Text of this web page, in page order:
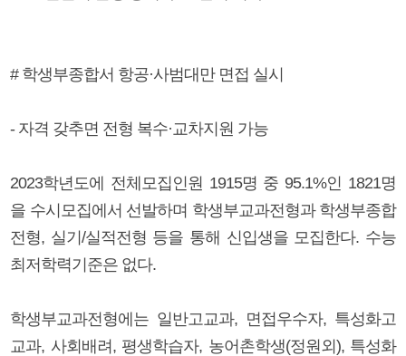
# 학생부종합서 항공·사범대만 면접 실시
- 자격 갖추면 전형 복수·교차지원 가능
2023학년도에 전체모집인원 1915명 중 95.1%인 1821명
을 수시모집에서 선발하며 학생부교과전형과 학생부종합
전형, 실기/실적전형 등을 통해 신입생을 모집한다. 수능
최저학력기준은 없다.
학생부교과전형에는 일반고교과, 면접우수자, 특성화고
교과, 사회배려, 평생학습자, 농어촌학생(정원외), 특성화